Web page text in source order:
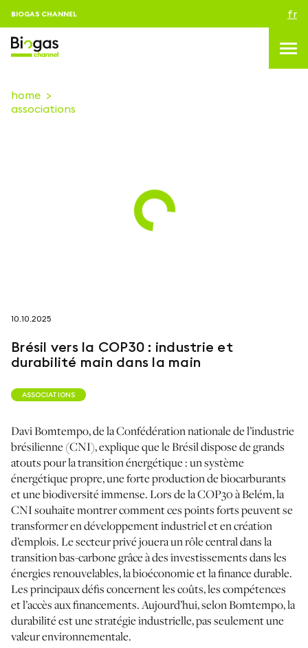
BIOGAS CHANNEL fr
suivez-nous sur
netzerotube
home
associations
10.10.2025
Brésil vers la COP30 : industrie et
durabilité main dans la main
ASSOCIATIONS
Davi Bomtempo, de la Confédération nationale de l’industrie
brésilienne (CNI), explique que le Brésil dispose de grands
atouts pour la transition énergétique : un système
énergétique propre, une forte production de biocarburants
et une biodiversité immense. Lors de la COP30 à Belém, la
CNI souhaite montrer comment ces points forts peuvent se
transformer en développement industriel et en création
d’emplois. Le secteur privé jouera un rôle central dans la
transition bas-carbone grâce à des investissements dans les
énergies renouvelables, la bioéconomie et la finance durable.
Les principaux défis concernent les coûts, les compétences
et l’accès aux financements. Aujourd’hui, selon Bomtempo, la
durabilité est une stratégie industrielle, pas seulement une
valeur environnementale.